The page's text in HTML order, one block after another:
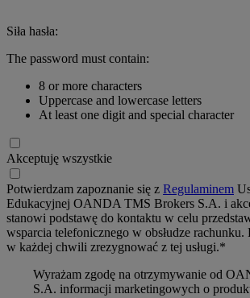
Siła hasła:
The password must contain:
8 or more characters
Uppercase and lowercase letters
At least one digit and special character
Akceptuję wszystkie
Potwierdzam zapoznanie się z Regulaminem
Edukacyjnej OANDA TMS Brokers S.A. i
stanowi podstawę do kontaktu w celu
wsparcia telefonicznego w obsłudze rachunku.
w każdej chwili zrezygnować z tej usługi.*
Wyrażam zgodę na otrzymywanie od
S.A. informacji marketingowych o